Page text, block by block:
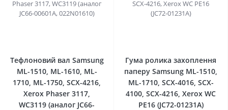
Тефлоновий вал Samsung
ML-1510, ML-1610, ML-
1710, ML-1750, SCX-4216,
Xerox Phaser 3117,
WC3119 (аналог JC66-
Гума ролика захоплення
паперу Samsung ML-1510,
ML-1710, SCX-4016, SCX-
4100, SCX-4216, Xerox WC
PE16 (JC72-01231A)